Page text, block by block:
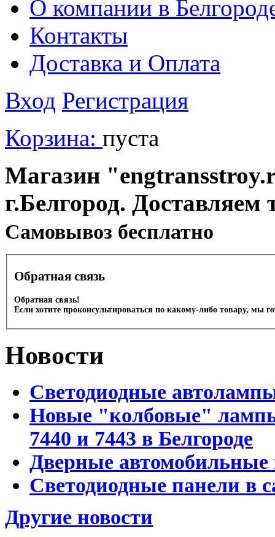
О компании в
Контакты
Доставка и Оплата
Вход Регистрация
Корзина: пуста
Магазин
г.Белгород.
Cамовывоз бесплатно
Обратная связь
Обратная связь!
Если хотите проконсультироваться по какому-либо товару, мы
Новости
Светодиодные
Новые "колбовые"
7440 и 7443 в Белгороде
Дверные автомобильные
Светодиодные панели в
Другие новости